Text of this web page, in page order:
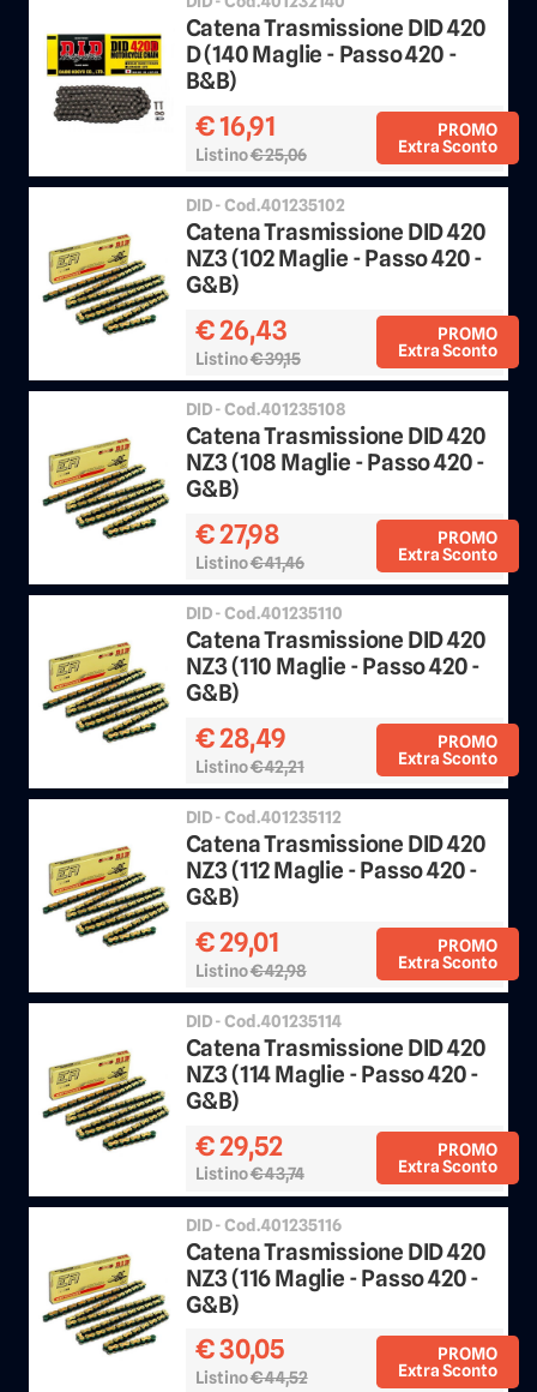
Catena Trasmissione DID 420
D (140 Maglie - Passo 420 -
B&B)
PROMO
Extra Sconto
€ 16,91
Listino€ 25,06 Sconto 25%
DID - Cod.401235102
Catena Trasmissione DID 420
NZ3 (102 Maglie - Passo 420 -
G&B)
PROMO
Extra Sconto
€ 26,43
Listino€ 39,15 Sconto 25%
DID - Cod.401235108
Catena Trasmissione DID 420
NZ3 (108 Maglie - Passo 420 -
G&B)
PROMO
Extra Sconto
€ 27,98
Listino€ 41,46 Sconto 25%
DID - Cod.401235110
Catena Trasmissione DID 420
NZ3 (110 Maglie - Passo 420 -
G&B)
PROMO
Extra Sconto
€ 28,49
Listino€ 42,21 Sconto 25%
DID - Cod.401235112
Catena Trasmissione DID 420
NZ3 (112 Maglie - Passo 420 -
G&B)
PROMO
Extra Sconto
€ 29,01
Listino€ 42,98 Sconto 25%
DID - Cod.401235114
Catena Trasmissione DID 420
NZ3 (114 Maglie - Passo 420 -
G&B)
PROMO
Extra Sconto
€ 29,52
Listino€ 43,74 Sconto 25%
DID - Cod.401235116
Catena Trasmissione DID 420
NZ3 (116 Maglie - Passo 420 -
G&B)
PROMO
Extra Sconto
€ 30,05
Listino€ 44,52 Sconto 25%